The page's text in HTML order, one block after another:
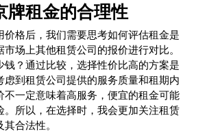
牌租金的合理性
价格后，我们需要思考如何评估租金是
场上其他租赁公司的报价进行对比。
钱？通过比较，选择性价比高的方案是
虑到租赁公司提供的服务质量和租期内
不一定意味着高服务，便宜的租金可能
。所以，在选择时，我会更加关注租赁
合法性。